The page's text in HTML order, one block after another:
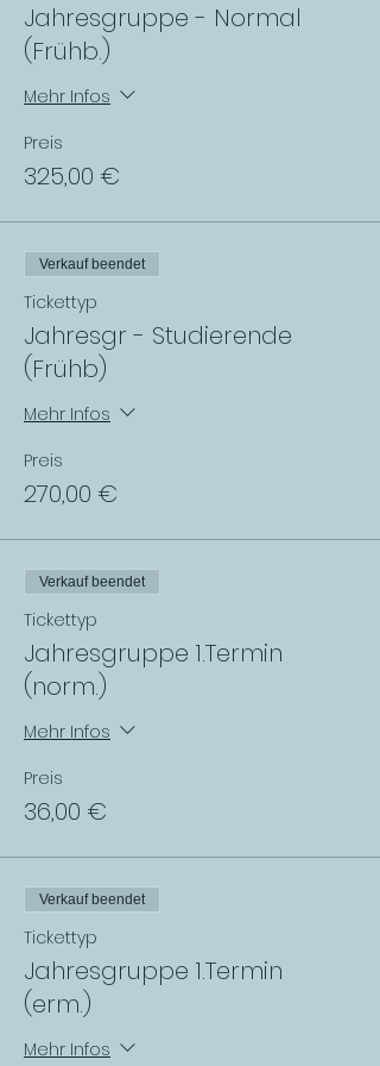
Jahresgruppe - Normal
(Frühb.)
Mehr Infos
Preis
325,00 €
Verkauf beendet
Tickettyp
Jahresgr - Studierende
(Frühb)
Mehr Infos
Preis
270,00 €
Verkauf beendet
Tickettyp
Jahresgruppe 1.Termin
(norm.)
Mehr Infos
Preis
36,00 €
Verkauf beendet
Tickettyp
Jahresgruppe 1.Termin
(erm.)
Mehr Infos